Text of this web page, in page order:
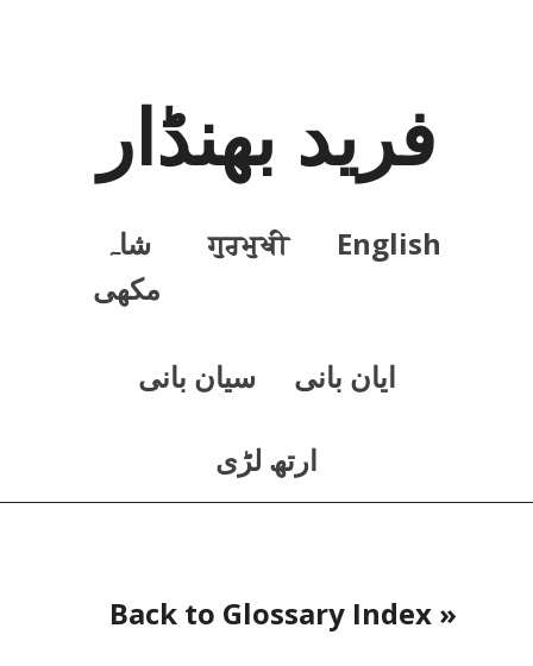
فرید بھنڈار
English
ਗੁਰਮੁਖੀ
شاہ
مکھی
ايان بانی سيان بانی
ارتھ لڑی
« Back to Glossary Index